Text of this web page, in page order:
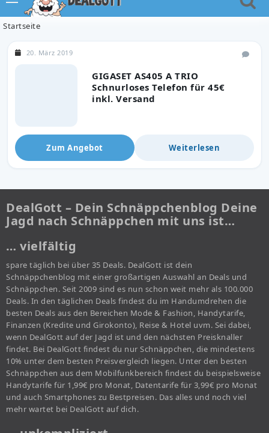
Startseite
GIGASET AS405 A TRIO
Schnurloses Telefon für 45€
inkl. Versand
20. März 2019
Zum Angebot Weiterlesen
DealGott – Dein Schnäppchenblog Deine
Jagd nach Schnäppchen mit uns ist…
… vielfältig
spare täglich bei über 35 Deals. DealGott ist dein
Schnäppchenblog mit einer großartigen Auswahl an Deals und
Schnäppchen. Seit 2009 sind es nun schon weit mehr als 100.000
Deals. In den täglichen Deals findest du im Handumdrehen die
besten Deals aus den Bereichen Mode & Fashion, Handytarife,
Finanzen (Kredite und Girokonto), Reise & Hotel uvm. Sei dabei,
wenn DealGott auf der Jagd ist und den nächsten Preisknaller
findet. Bei DealGott findest du nur Schnäppchen, die mindestens
10% unter dem besten Preisvergleich liegen. Unter den besten
Schnäppchen aus dem Mobilfunkbereich findest du beispielsweise
Handytarife für 1,99€ pro Monat, Datentarife für 3,99€ pro Monat
und auch Smartphones zu Bestpreisen. Das alles und noch viel
mehr wartet bei DealGott auf dich.